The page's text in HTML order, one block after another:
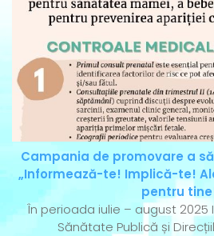
Campania de promovare a
„Informează-te! Implică-te!
pentru
În perioada iulie – august 2025
Sănătate Publică și